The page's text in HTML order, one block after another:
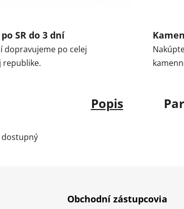
SR do 3 dní
dopravujeme po celej
republike.
Popis
Obchodní zástupcovia